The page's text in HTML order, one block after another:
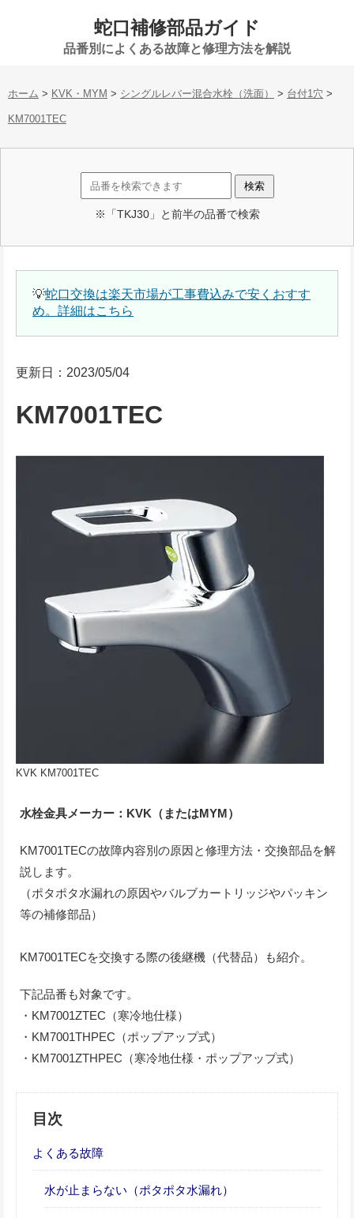
蛇口補修部品ガイド
品番別によくある故障と修理方法を解説
ホーム > KVK・MYM > シングルレバー混合水栓（洗面） > 台付1穴 >
KM7001TEC
※「TKJ30」と前半の品番で検索
💡蛇口交換は楽天市場が工事費込みで安くおすす
め。詳細はこちら
更新日：2023/05/04
KM7001TEC
KVK KM7001TEC
水栓金具メーカー：KVK（またはMYM）
KM7001TECの故障内容別の原因と修理方法・交換部品を解
説します。
（ポタポタ水漏れの原因やバルブカートリッジやパッキン
等の補修部品）
KM7001TECを交換する際の後継機（代替品）も紹介。
下記品番も対象です。
・KM7001ZTEC（寒冷地仕様）
・KM7001THPEC（ポップアップ式）
・KM7001ZTHPEC（寒冷地仕様・ポップアップ式）
目次
よくある故障
水が止まらない（ポタポタ水漏れ）